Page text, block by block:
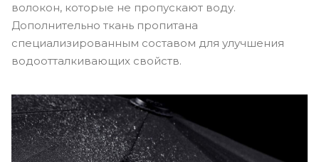
волокон, которые не пропускают воду.
Дополнительно ткань пропитана
специализированным составом для улучшения
водоотталкивающих свойств.